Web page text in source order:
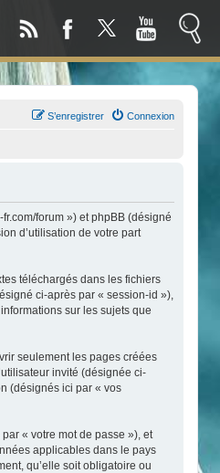
Connexion
S’enregistrer
forum ») et phpBB (désigné
d’utilisation de votre part
téléchargés dans les fichiers
ci-après par « session-id »),
sur les sujets que
seulement les pages créées
invité (désignée ci-
(désignés ici par « vos
« votre mot de passe »), et
applicables dans le pays
qu’elle soit obligatoire ou